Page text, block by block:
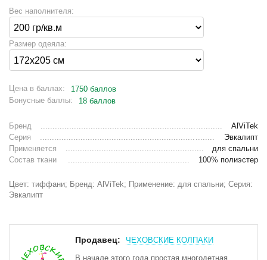
Вес наполнителя:
Размер одеяла:
Цена в баллах:
1750 баллов
Бонусные баллы:
18 баллов
Бренд
AlViTek
Серия
Эвкалипт
Применяется
для спальни
Состав ткани
100% полиэстер
Цвет: тиффани; Бренд: AlViTek; Применение: для спальни; Серия:
Эвкалипт
Продавец:
ЧЕХОВСКИЕ КОЛПАКИ
В начале этого года простая многодетная